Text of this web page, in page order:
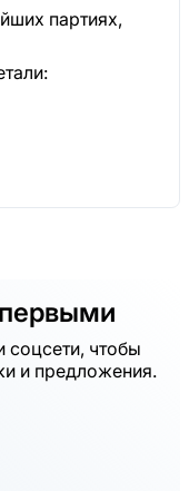
партиях,
чтобы
и предложения.